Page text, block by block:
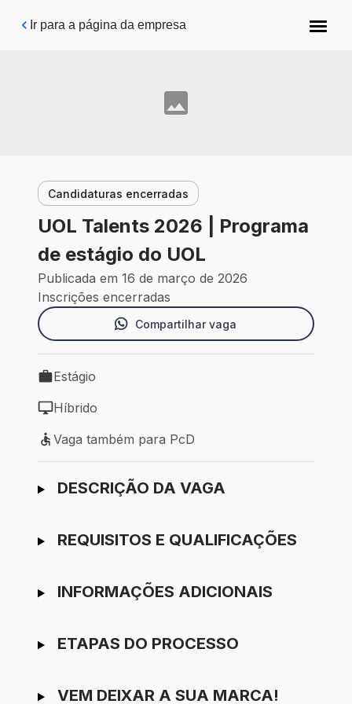
Pular para o conteúdo principal
Ir para a página da empresa
Candidaturas encerradas
UOL Talents 2026 | Programa
de estágio do UOL
Publicada em 16 de março de 2026
Inscrições encerradas
Compartilhar vaga
Tipo de vaga: Estágio
Estágio
Modelo de trabalho: Híbrido
Híbrido
Vaga também para PcD
Vaga também para PcD
Ir para candidatura
DESCRIÇÃO DA VAGA
REQUISITOS E QUALIFICAÇÕES
INFORMAÇÕES ADICIONAIS
ETAPAS DO PROCESSO
VEM DEIXAR A SUA MARCA!